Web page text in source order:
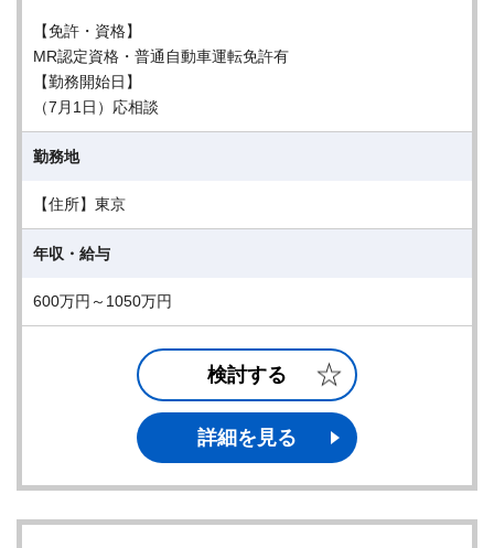
【免許・資格】
MR認定資格・普通自動車運転免許有
【勤務開始日】
（7月1日）応相談
勤務地
【住所】東京
年収・給与
600万円～1050万円
検討する
詳細を見る